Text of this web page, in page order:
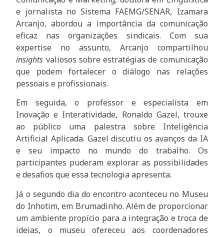
e jornalista no Sistema FAEMG/SENAR, Izamara
Arcanjo, abordou a importância da comunicação
eficaz nas organizações sindicais. Com sua
expertise no assunto, Arcanjo compartilhou
insights valiosos sobre estratégias de comunicação
que podem fortalecer o diálogo nas relações
pessoais e profissionais.
Em seguida, o professor e especialista em
Inovação e Interatividade, Ronaldo Gazel, trouxe
ao público uma palestra sobre Inteligência
Artificial Aplicada. Gazel discutiu os avanços da IA
e seu impacto no mundo do trabalho. Os
participantes puderam explorar as possibilidades
e desafios que essa tecnologia apresenta.
Já o segundo dia do encontro aconteceu no Museu
do Inhotim, em Brumadinho. Além de proporcionar
um ambiente propício para a integração e troca de
ideias, o museu ofereceu aos coordenadores